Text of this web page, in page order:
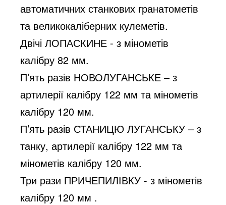
автоматичних станкових гранатометів
та великокаліберних кулеметів.
Двічі ЛОПАСКИНЕ - з мінометів
калібру 82 мм.
П’ять разів НОВОЛУГАНСЬКЕ – з
артилерії калібру 122 мм та мінометів
калібру 120 мм.
П’ять разів СТАНИЦЮ ЛУГАНСЬКУ – з
танку, артилерії калібру 122 мм та
мінометів калібру 120 мм.
Три рази ПРИЧЕПИЛІВКУ - з мінометів
калібру 120 мм .